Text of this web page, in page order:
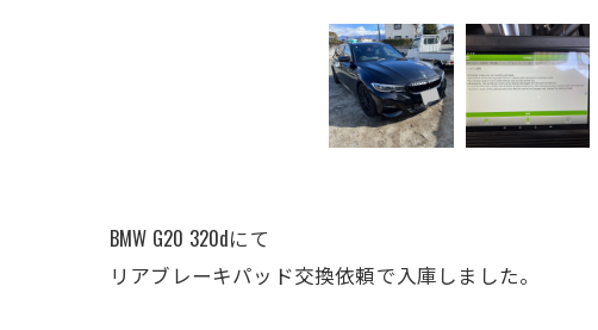
BMW G20 320dにて
リアブレーキパッド交換依頼で入庫しました。